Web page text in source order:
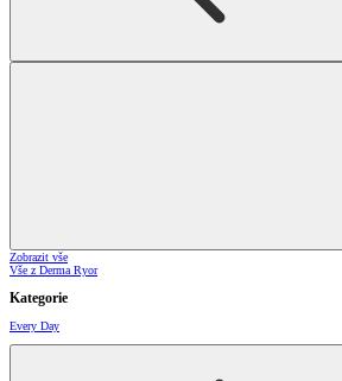
Zobrazit vše
Vše z Derma Ryor
Kategorie
Every Day